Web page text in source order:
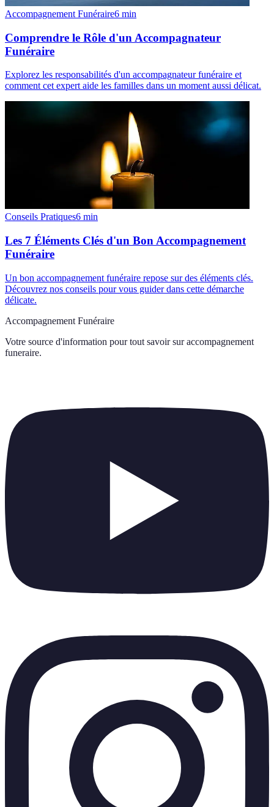
Accompagnement Funéraire6 min
Comprendre le Rôle d'un Accompagnateur
Funéraire
Explorez les responsabilités d'un accompagnateur funéraire et
comment cet expert aide les familles dans un moment aussi délicat.
Conseils Pratiques6 min
Les 7 Éléments Clés d'un Bon Accompagnement
Funéraire
Un bon accompagnement funéraire repose sur des éléments clés.
Découvrez nos conseils pour vous guider dans cette démarche
délicate.
Accompagnement Funéraire
Votre source d'information pour tout savoir sur accompagnement
funeraire.